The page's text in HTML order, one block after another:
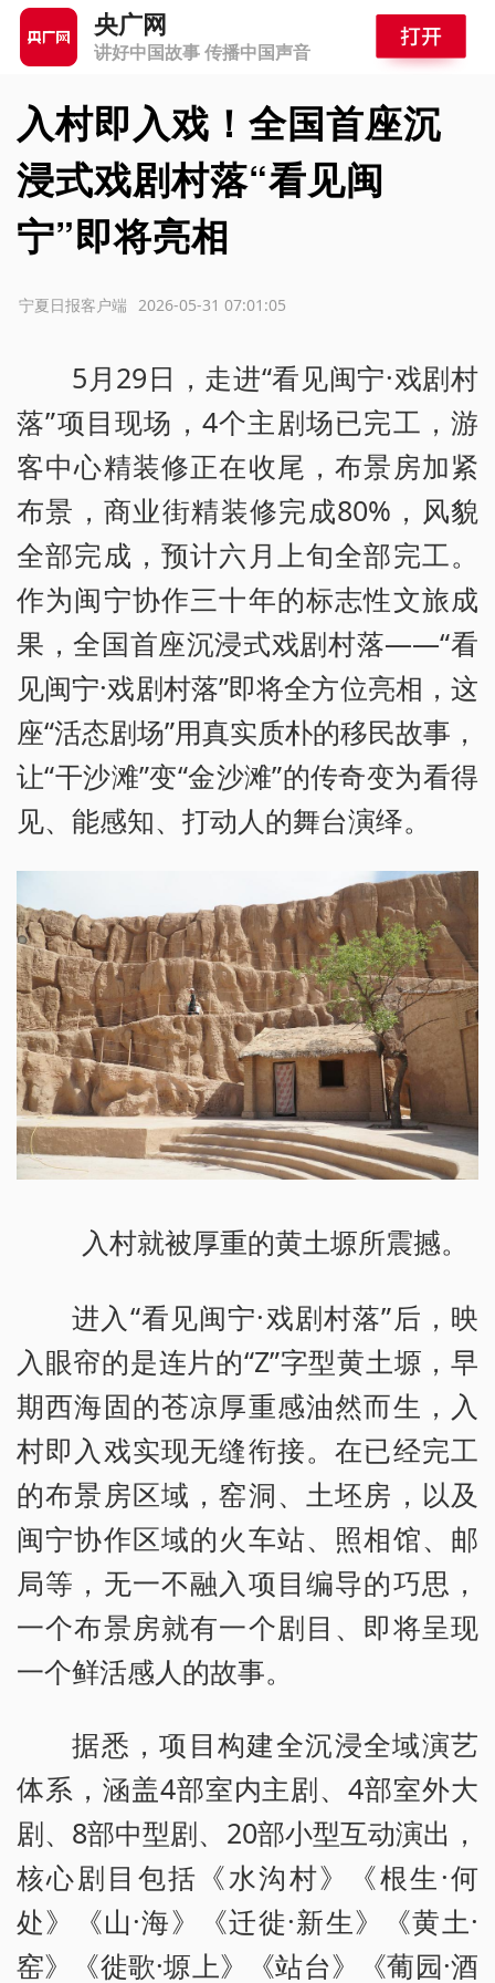
央广网
讲好中国故事 传播中国声音
入村即入戏！全国首座沉
浸式戏剧村落“看见闽
宁”即将亮相
2026-05-31 07:01:05
宁夏日报客户端
5月29日，走进“看见闽宁·戏剧村
落”项目现场，4个主剧场已完工，游
客中心精装修正在收尾，布景房加紧
布景，商业街精装修完成80%，风貌
全部完成，预计六月上旬全部完工。
作为闽宁协作三十年的标志性文旅成
果，全国首座沉浸式戏剧村落——“看
见闽宁·戏剧村落”即将全方位亮相，这
座“活态剧场”用真实质朴的移民故事，
让“干沙滩”变“金沙滩”的传奇变为看得
见、能感知、打动人的舞台演绎。
入村就被厚重的黄土塬所震撼。
进入“看见闽宁·戏剧村落”后，映
入眼帘的是连片的“Z”字型黄土塬，早
期西海固的苍凉厚重感油然而生，入
村即入戏实现无缝衔接。在已经完工
的布景房区域，窑洞、土坯房，以及
闽宁协作区域的火车站、照相馆、邮
局等，无一不融入项目编导的巧思，
一个布景房就有一个剧目、即将呈现
一个鲜活感人的故事。
据悉，项目构建全沉浸全域演艺
体系，涵盖4部室内主剧、4部室外大
剧、8部中型剧、20部小型互动演出，
核心剧目包括《水沟村》《根生·何
处》《山·海》《迁徙·新生》《黄土·
窑》《徙歌·塬上》《站台》《葡园·酒